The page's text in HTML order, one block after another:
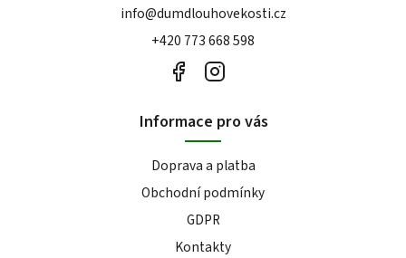
info@dumdlouhovekosti.cz
+420 773 668 598
Informace pro vás
Doprava a platba
Obchodní podmínky
GDPR
Kontakty